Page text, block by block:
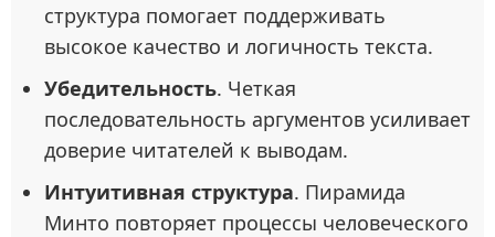
структура помогает поддерживать
высокое качество и логичность текста.
Убедительность. Четкая
последовательность аргументов усиливает
доверие читателей к выводам.
Интуитивная структура. Пирамида
Минто повторяет процессы человеческого